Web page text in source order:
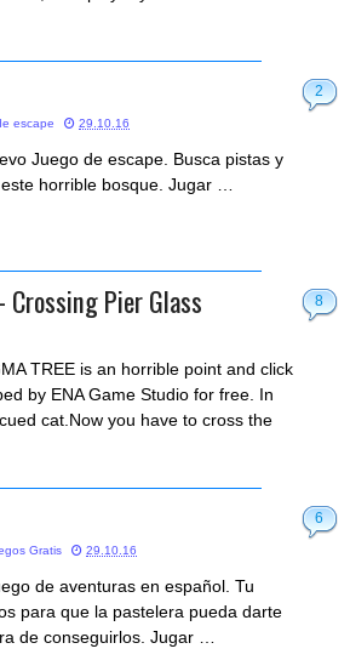
2
escape 29.10.16
Juego de escape. Busca pistas y
horrible bosque. Jugar …
8
Crossing Pier Glass
TREE is an horrible point and click
by ENA Game Studio for free. In
cat.Now you have to cross the
6
Gratis 29.10.16
de aventuras en español. Tu
para que la pastelera pueda darte
de conseguirlos. Jugar …